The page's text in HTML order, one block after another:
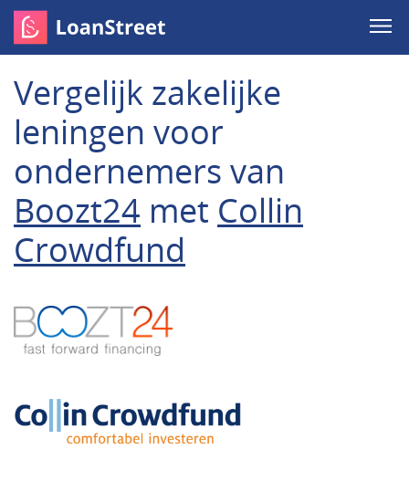
Vergelijk zakelijke
leningen voor
ondernemers van
Boozt24 met Collin
Crowdfund